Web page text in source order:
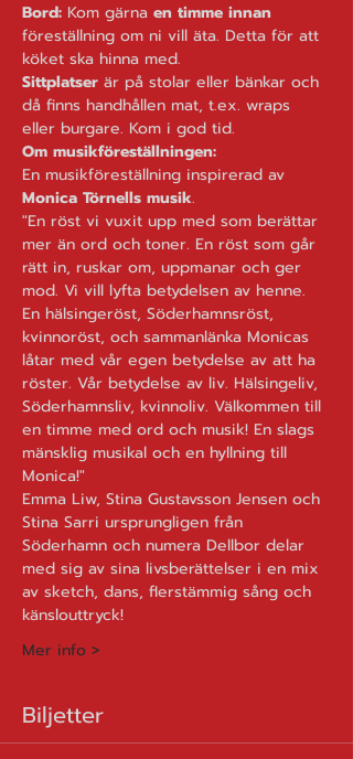
Bord: Kom gärna en timme innan
föreställning om ni vill äta. Detta för att
köket ska hinna med.
Sittplatser är på stolar eller bänkar och
då finns handhållen mat, t.ex. wraps
eller burgare. Kom i god tid.
Om musikföreställningen:
En musikföreställning inspirerad av
Monica Törnells musik.
"En röst vi vuxit upp med som berättar
mer än ord och toner. En röst som går
rätt in, ruskar om, uppmanar och ger
mod. Vi vill lyfta betydelsen av henne.
En hälsingeröst, Söderhamnsröst,
kvinnoröst, och sammanlänka Monicas
låtar med vår egen betydelse av att ha
röster. Vår betydelse av liv. Hälsingeliv,
Söderhamnsliv, kvinnoliv. Välkommen till
en timme med ord och musik! En slags
mänsklig musikal och en hyllning till
Monica!"
Emma Liw, Stina Gustavsson Jensen och
Stina Sarri ursprungligen från
Söderhamn och numera Dellbor delar
med sig av sina livsberättelser i en mix
av sketch, dans, flerstämmig sång och
känslouttryck!
Mer info >
Biljetter